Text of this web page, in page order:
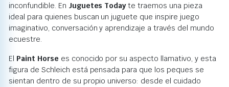
inconfundible. En Juguetes Todayte traemos una pieza
ideal para quienes buscan un juguete que inspire juego
imaginativo, conversación y aprendizaje a través del mundo
ecuestre.
El Paint Horse es conocido por su aspecto llamativo, y esta
figura de Schleich está pensada para que los peques se
sientan dentro de su propio universo: desde el cuidado